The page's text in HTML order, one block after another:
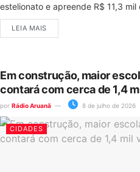
estelionato e apreende R$ 11,3
LEIA MAIS
Em construção, maior
contará com cerca de 1,4
por Rádio Aruanã 8 de julho de 2026
CIDADES